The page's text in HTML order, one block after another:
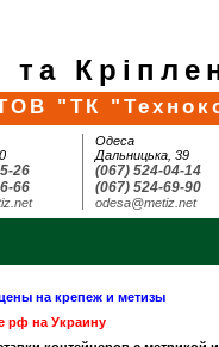
"ТК
26
66
Одеса
Дальницька, 39
(067) 524-04-14
(067) 524-69-90
odesa@metiz.net
на крепеж и метизы
рф на Украину